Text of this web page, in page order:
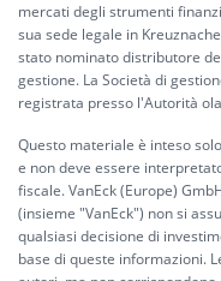
mercati degli strumenti
sua sede legale in
stato nominato distributore
gestione. La Società di
registrata presso l'Autorità
Questo materiale è inteso
e non deve essere
fiscale. VanEck (Europe)
(insieme "VanEck") non si
qualsiasi decisione di
base di queste informazioni.